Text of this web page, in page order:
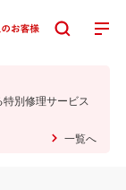
別修理サービス
一覧へ